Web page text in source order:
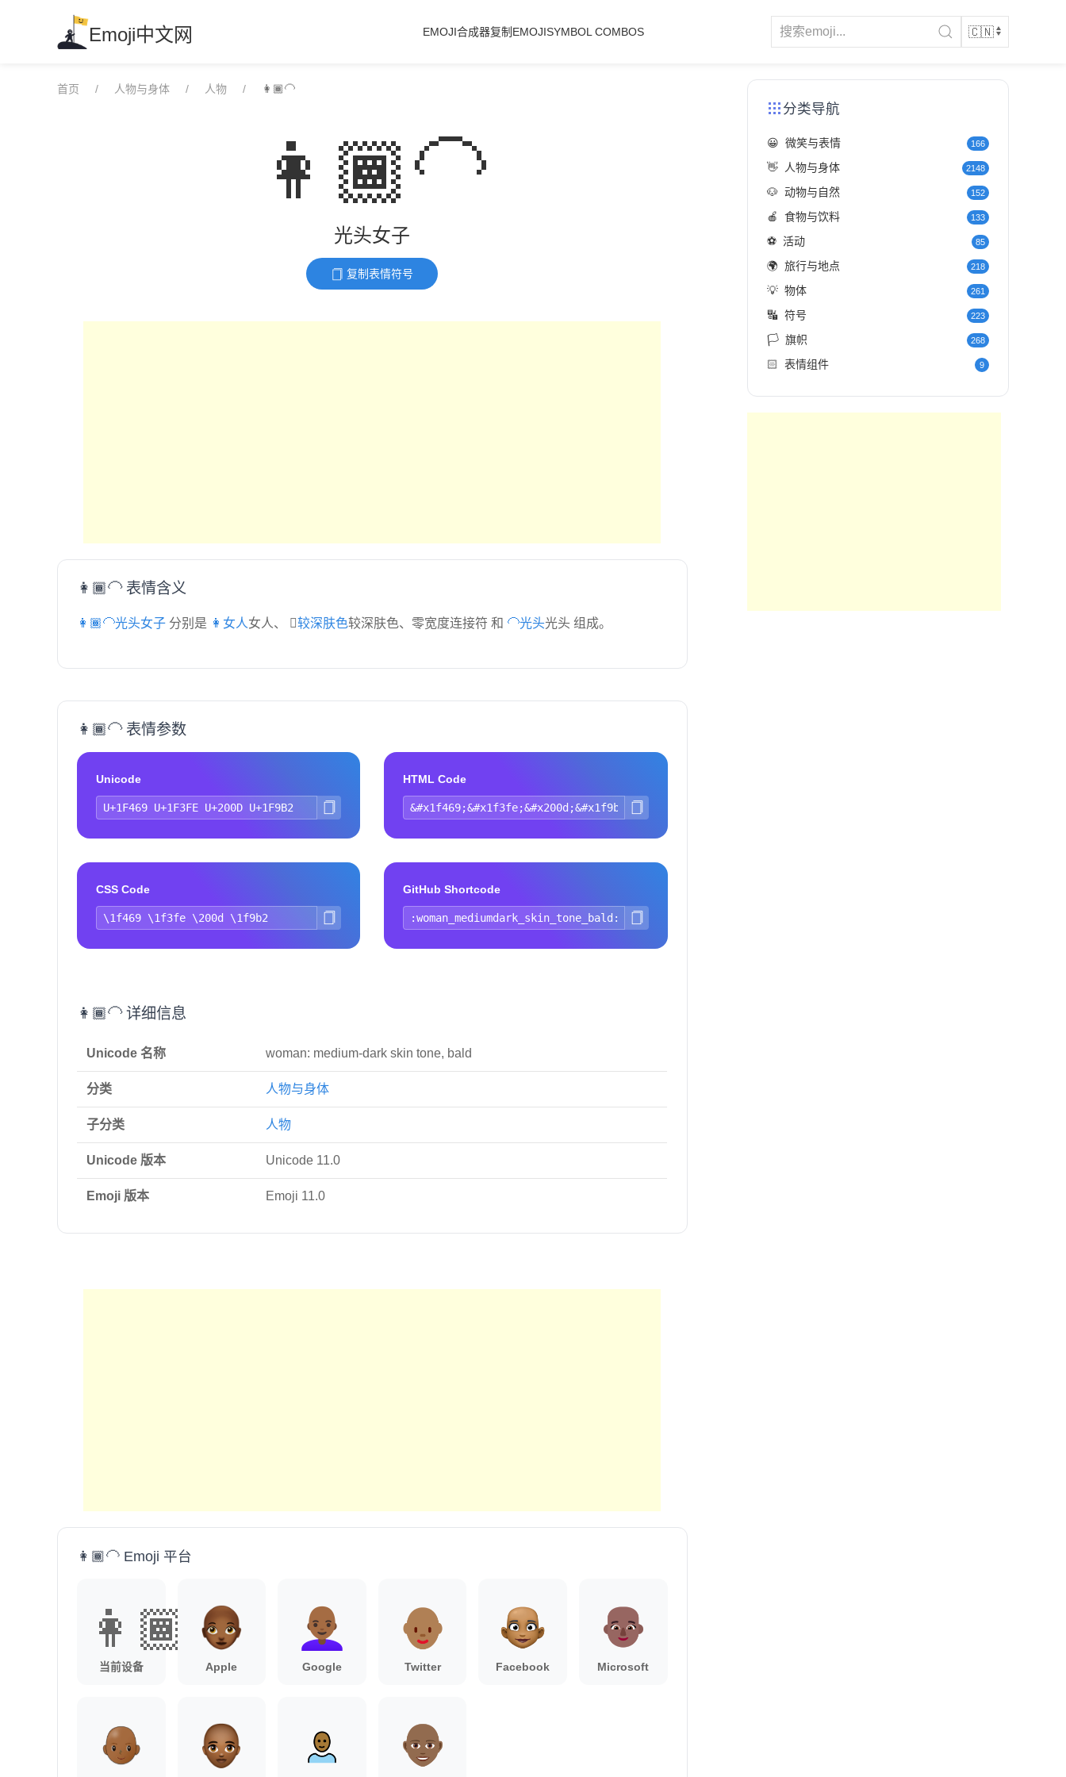
Emoji中文网 EMOJI合成器复制EMOJISYMBOL COMBOS
首页 人物与身体 人物 👩🏾‍🦲
👩🏾‍🦲
光头女子
复制表情符号
👩🏾‍🦲 表情含义
👩🏾‍🦲光头女子 分别是 👩女人女人、🏾较深肤色较深肤色、零宽度连接符 和 🦲光头光头 组成。
👩🏾‍🦲 表情参数
Unicode HTML Code
CSS Code GitHub Shortcode
👩🏾‍🦲 详细信息
Unicode 名称 woman: medium-dark skin tone, bald
分类 人物与身体
子分类 人物
Unicode 版本 Unicode 11.0
Emoji 版本 Emoji 11.0
👩🏾‍🦲 Emoji 平台
👩🏾‍🦲
当前设备 Apple Google Twitter Facebook Microsoft
分类导航
😀 微笑与表情 166
👋 人物与身体 2148
🐶 动物与自然 152
🍎 食物与饮料 133
⚽ 活动 85
🌍 旅行与地点 218
💡 物体 261
🔣 符号 223
🏳️ 旗帜 268
🏻 表情组件 9